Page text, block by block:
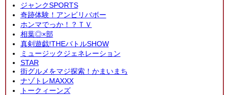
ジャンクSPORTS
奇跡体験！アンビリバボー
ホンマでっか！？ＴＶ
相葉◎×部
真剣遊戯!THEバトルSHOW
ミュージックジェネレーション
STAR
街グルメをマジ探索！かまいまち
ナゾトレMAXXX
トークィーンズ